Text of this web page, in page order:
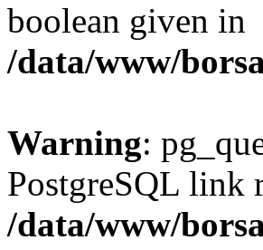
boolean given in
/data/www/
Warning:
PostgreSQL link
/data/www/